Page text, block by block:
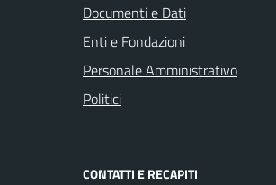
Documenti e Dati
Enti e Fondazioni
Personale Amministrativo
Politici
CONTATTI E RECAPITI